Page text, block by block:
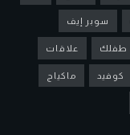
سوبر إيف
طفلك علاقات
كوفيد ماكياج